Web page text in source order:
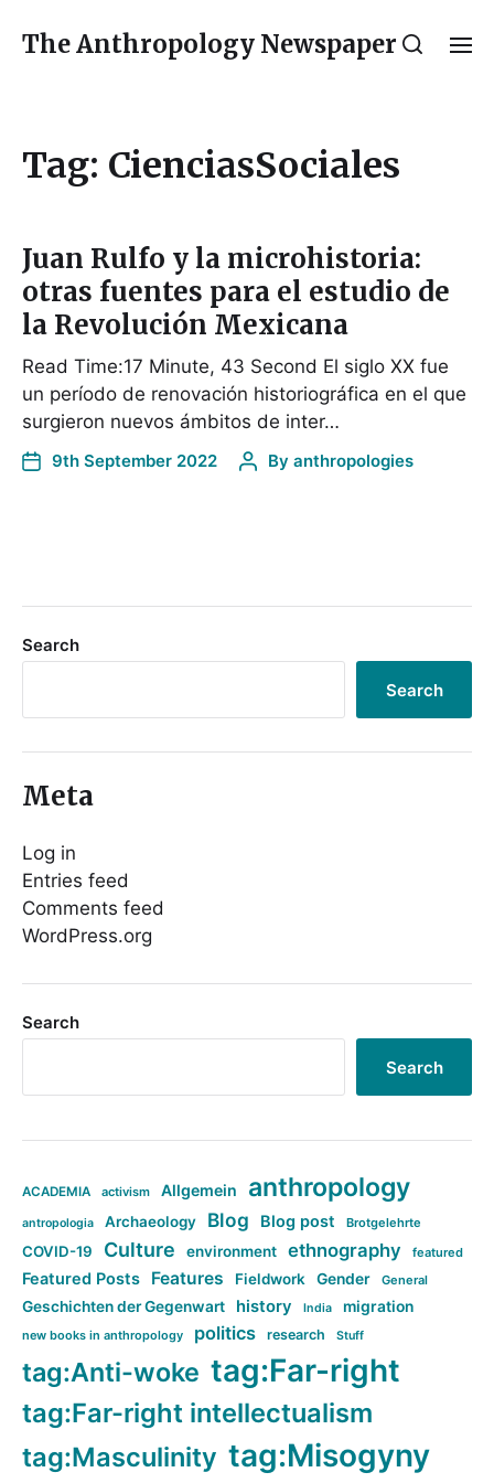
The Anthropology Newspaper
Tag: CienciasSociales
Juan Rulfo y la microhistoria:
otras fuentes para el estudio de
la Revolución Mexicana
Read Time:17 Minute, 43 Second El siglo XX fue
un período de renovación historiográfica en el que
surgieron nuevos ámbitos de inter…
9th September 2022 By anthropologies
Search
Search
Meta
Log in
Entries feed
Comments feed
WordPress.org
Search
Search
ACADEMIA activism Allgemein anthropology
antropologia Archaeology Blog Blog post Brotgelehrte
COVID-19 Culture environment ethnography featured
Featured Posts Features Fieldwork Gender General
Geschichten der Gegenwart history India migration
new books in anthropology politics research Stuff
tag:Anti-woke tag:Far-right
tag:Far-right intellectualism
tag:Masculinity tag:Misogyny